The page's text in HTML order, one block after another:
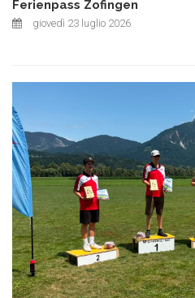
Ferienpass Zofingen
giovedì 23 luglio 2026